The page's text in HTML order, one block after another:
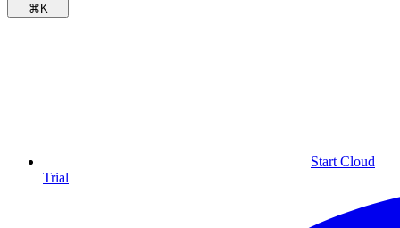
⌘ K
Start Cloud
Trial